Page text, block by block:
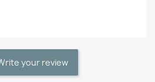
your review